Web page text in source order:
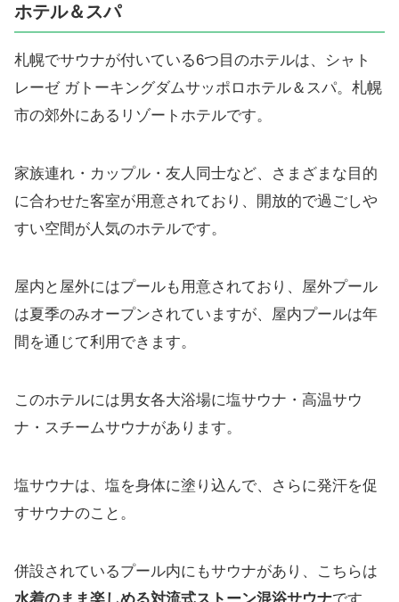
ホテル＆スパ
札幌でサウナが付いている6つ目のホテルは、シャト
レーゼ ガトーキングダムサッポロホテル＆スパ。札幌
市の郊外にあるリゾートホテルです。
家族連れ・カップル・友人同士など、さまざまな目的
に合わせた客室が用意されており、開放的で過ごしや
すい空間が人気のホテルです。
屋内と屋外にはプールも用意されており、屋外プール
は夏季のみオープンされていますが、屋内プールは年
間を通じて利用できます。
このホテルには男女各大浴場に塩サウナ・高温サウ
ナ・スチームサウナがあります。
塩サウナは、塩を身体に塗り込んで、さらに発汗を促
すサウナのこと。
併設されているプール内にもサウナがあり、こちらは